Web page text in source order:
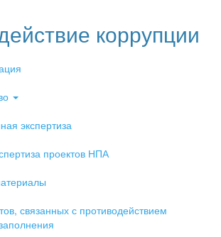
коррупции
экспертиза
проектов НПА
связанных с противодействием